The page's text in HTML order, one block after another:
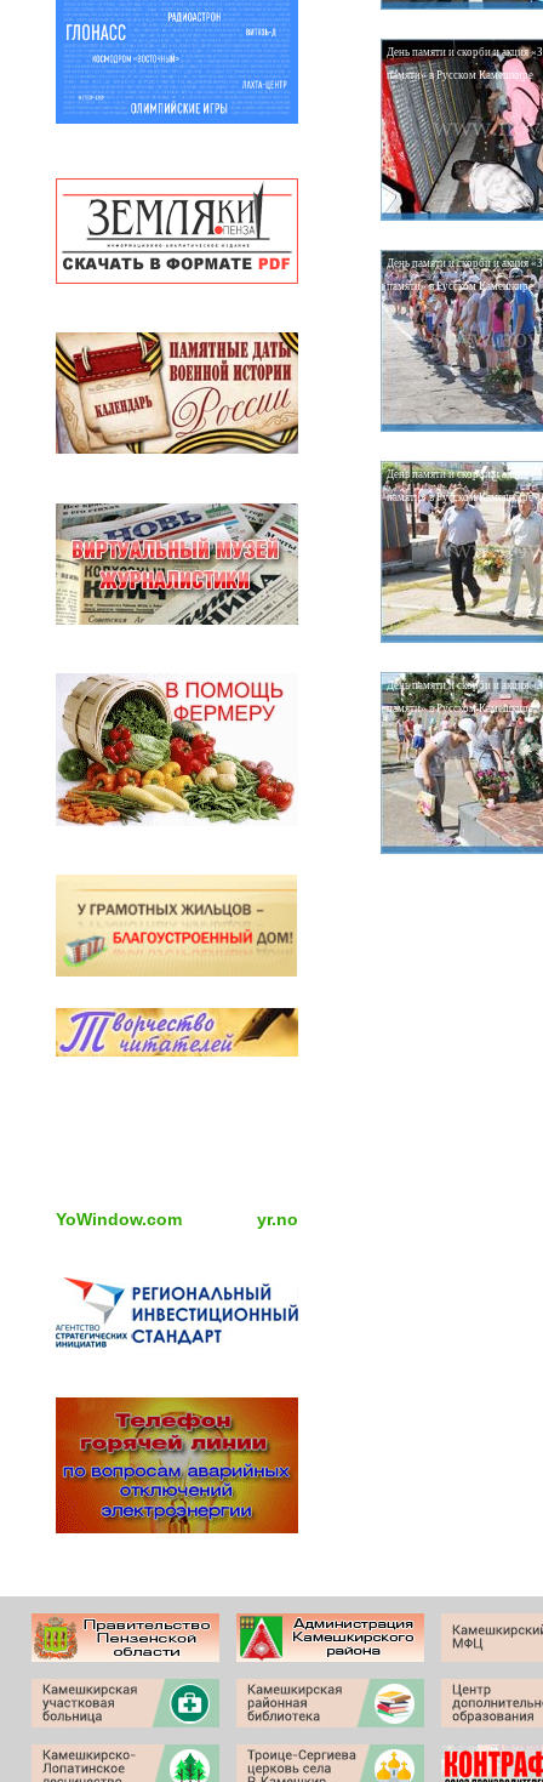
YoWindow.com yr.no
День памяти и скорби и акция
памяти» в Русском Камешкире
День памяти и скорби и акция
памяти» в Русском Камешкире
День памяти и скорби и акция
памяти» в Русском Камешкире
День памяти и скорби и акция
памяти» в Русском Камешкире